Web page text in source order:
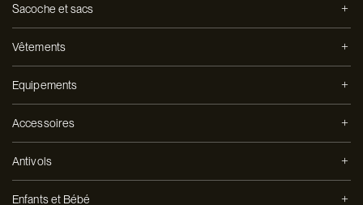
Sacoche et sacs
Vêtements
Equipements
Accessoires
Antivols
Enfants et Bébé